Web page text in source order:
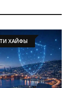
ХАЙФЫ